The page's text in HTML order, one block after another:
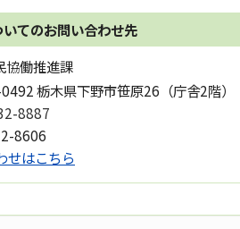
てのお問い合わせ先
協働推進課
栃木県下野市笹原26（庁舎2階）
8887
8606
せはこちら